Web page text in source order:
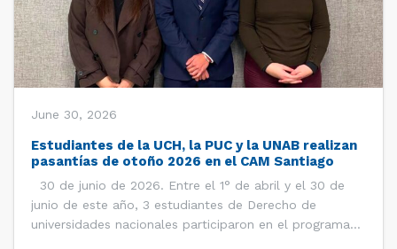
June 30, 2026
Estudiantes de la UCH, la PUC y la UNAB realizan
pasantías de otoño 2026 en el CAM Santiago
30 de junio de 2026. Entre el 1° de abril y el 30 de
junio de este año, 3 estudiantes de Derecho de
universidades nacionales participaron en el programa